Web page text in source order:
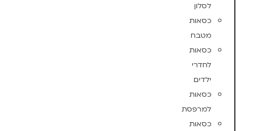
לסלון
כסאות
מטבח
כסאות
לחדרי
ילדים
כסאות
למרפסת
כסאות